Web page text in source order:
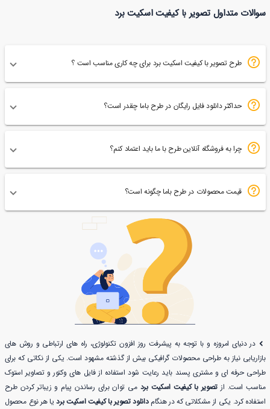
49
سوالات متداول تصویر با کیفیت اسکیت برد
طرح تصویر با کیفیت اسکیت برد برای چه کاری مناسب است ؟
حداکثر دانلود فایل رایگان در طرح باما چقدر است؟
چرا به فروشگاه آنلاین طرح با ما باید اعتماد کنم؟
قیمت محصولات در طرح باما چگونه است؟
در دنیای امروزه و با توجه به پیشرفت روز افزون تکنولوژی، راه های ارتباطی و روش های
بازاریابی نیاز به طراحی محصولات گرافیکی بیش از گذشته مشهود است. یکی از نکاتی که برای
طراحی حرفه ای و مشتری پسند باید رعایت شود استفاده از فایل های وکتور و تصاویر استوک
مناسب است. از تصویر با کیفیت اسکیت برد می توان برای رساندن پیام و زیباتر کردن طرح
استفاده کرد. یکی از مشکلاتی که در هنگام دانلود تصویر با کیفیت اسکیت برد یا هر نوع محصول